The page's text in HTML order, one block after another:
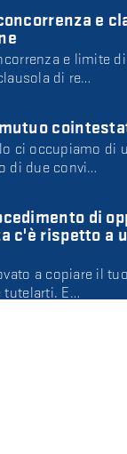
e
e limite
di re…
ci occupiamo di
di due convi…
di
c'è rispetto a
a copiare il
tutelarti. E…